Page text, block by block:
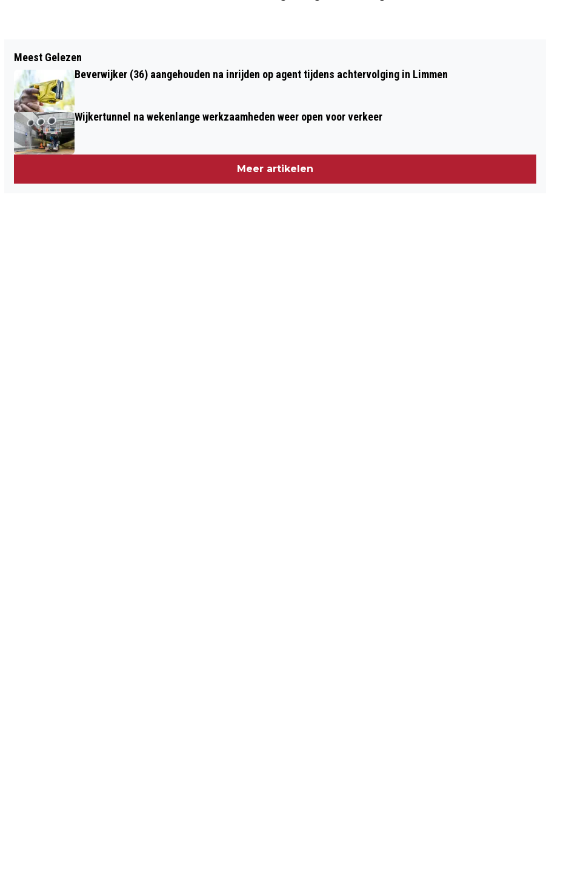
OP STAP MET DE FIETS IN DE REGIO
GLADHEID EN MIST IN DE NACHT, BUIEN
Meest Gelezen
Beverwijker (36) aangehouden na inrijden op agent tijdens achtervolging in Limmen
Wijkertunnel na wekenlange werkzaamheden weer open voor verkeer
Meer artikelen